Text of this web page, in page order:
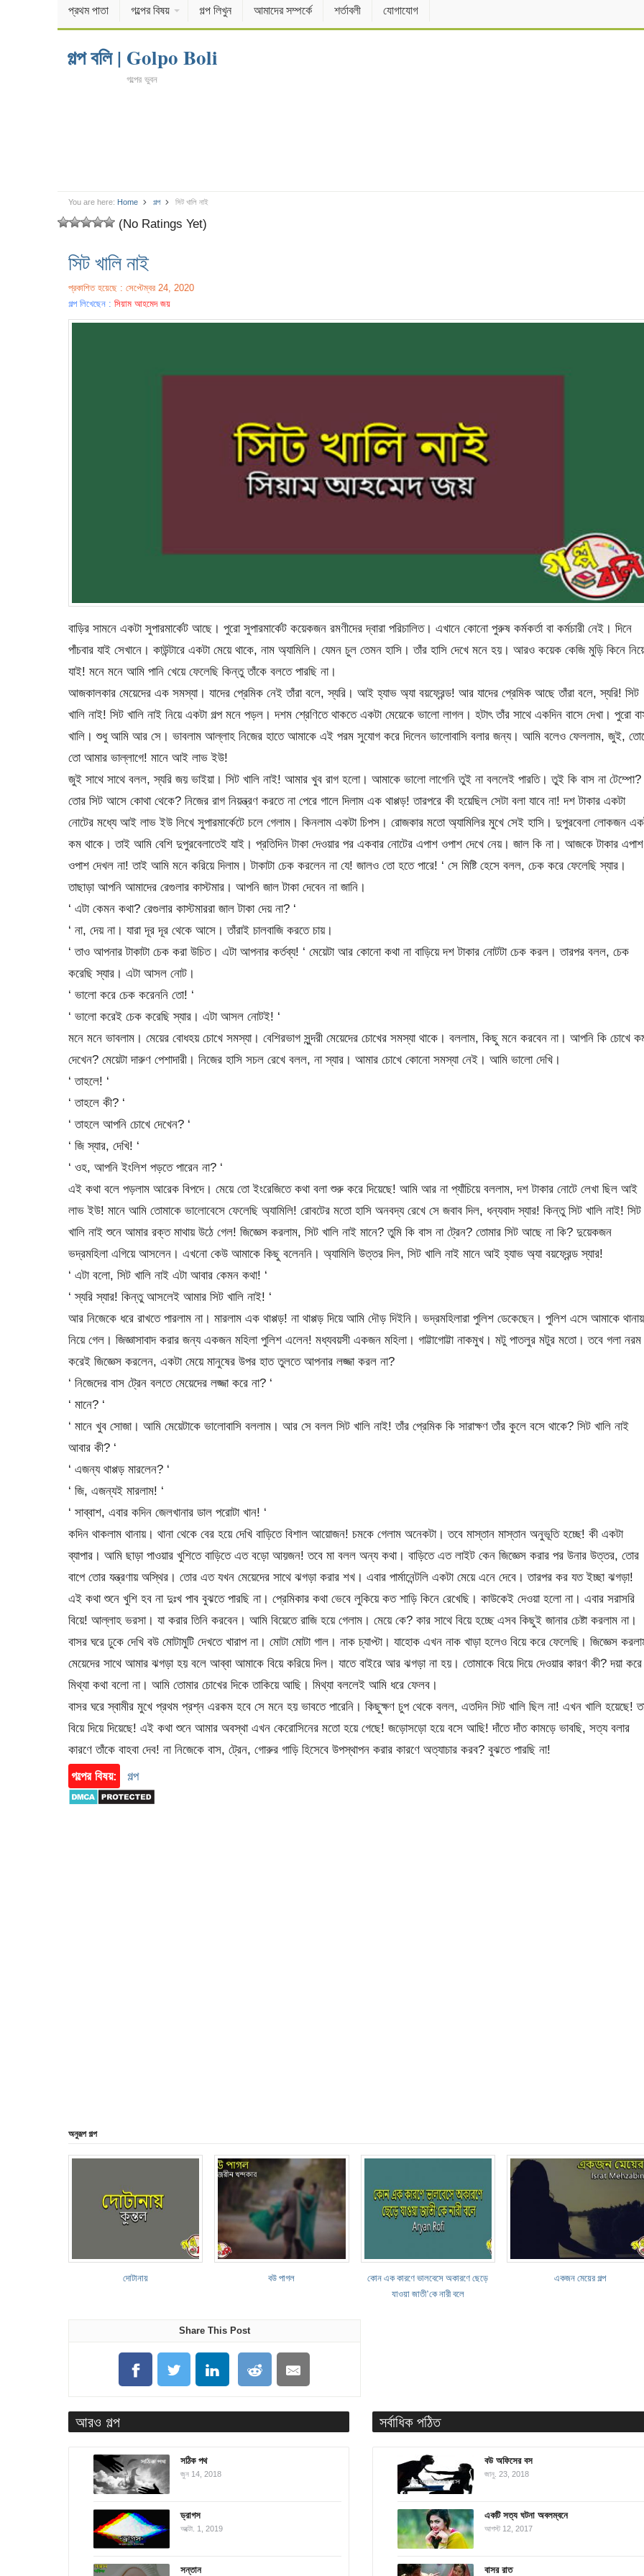
প্রথম পাতা গল্পের বিষয় গল্প লিখুন আমাদের সম্পর্কে শর্তাবলী যোগাযোগ
গল্প বলি | Golpo Boli
গল্পের ভুবন
You are here: Home গল্প সিট খালি নাই
(No Ratings Yet)
সিট খালি নাই
প্রকাশিত হয়েছে : সেপ্টেম্বর 24, 2020
গল্প লিখেছেন : সিয়াম আহমেদ জয়
বাড়ির সামনে একটা সুপারমার্কেট আছে। পুরো সুপারমার্কেট কয়েকজন রমণীদের দ্বারা পরিচালিত। এখানে কোনো পুরুষ কর্মকর্তা বা কর্মচারী নেই। দিনে
পাঁচবার যাই সেখানে। কাউন্টারে একটা মেয়ে থাকে, নাম অ্যামিলি। যেমন চুল তেমন হাসি। তাঁর হাসি দেখে মনে হয়। আরও কয়েক কেজি মুড়ি কিনে
যাই! মনে মনে আমি পানি খেয়ে ফেলেছি কিন্তু তাঁকে বলতে পারছি না।
আজকালকার মেয়েদের এক সমস্যা। যাদের প্রেমিক নেই তাঁরা বলে, স্যরি। আই হ্যাভ অ্যা বয়ফ্রেন্ড! আর যাদের প্রেমিক আছে তাঁরা বলে, স্যরি! সিট
খালি নাই! সিট খালি নাই নিয়ে একটা গল্প মনে পড়ল। দশম শ্রেণিতে থাকতে একটা মেয়েকে ভালো লাগল। হটাৎ তাঁর সাথে একদিন বাসে দেখা। পুরো
খালি। শুধু আমি আর সে। ভাবলাম আল্লাহ নিজের হাতে আমাকে এই পরম সুযোগ করে দিলেন ভালোবাসি বলার জন্য। আমি বলেও ফেললাম, জুই,
তো আমার ভাল্লাগে! মানে আই লাভ ইউ!
জুই সাথে সাথে বলল, স্যরি জয় ভাইয়া। সিট খালি নাই! আমার খুব রাগ হলো। আমাকে ভালো লাগেনি তুই না বললেই পারতি। তুই কি বাস না টেম্পো?
তোর সিট আসে কোথা থেকে? নিজের রাগ নিয়ন্ত্রণ করতে না পেরে গালে দিলাম এক থাপ্পড়! তারপরে কী হয়েছিল সেটা বলা যাবে না! দশ টাকার একটা
নোটের মধ্যে আই লাভ ইউ লিখে সুপারমার্কেটে চলে গেলাম। কিনলাম একটা চিপস। রোজকার মতো অ্যামিলির মুখে সেই হাসি। দুপুরবেলা লোকজন
কম থাকে। তাই আমি বেশি দুপুরবেলাতেই যাই। প্রতিদিন টাকা দেওয়ার পর একবার নোটের এপাশ ওপাশ দেখে নেয়। জাল কি না। আজকে টাকার এপাশ
ওপাশ দেখল না! তাই আমি মনে করিয়ে দিলাম। টাকাটা চেক করলেন না যে! জালও তো হতে পারে! ‘ সে মিষ্টি হেসে বলল, চেক করে ফেলেছি স্যার।
তাছাড়া আপনি আমাদের রেগুলার কাস্টমার। আপনি জাল টাকা দেবেন না জানি।
‘ এটা কেমন কথা? রেগুলার কাস্টমাররা জাল টাকা দেয় না? ‘
‘ না, দেয় না। যারা দূর দূর থেকে আসে। তাঁরাই চালবাজি করতে চায়।
‘ তাও আপনার টাকাটা চেক করা উচিত। এটা আপনার কর্তব্য! ‘ মেয়েটা আর কোনো কথা না বাড়িয়ে দশ টাকার নোটটা চেক করল। তারপর বলল, চেক
করেছি স্যার। এটা আসল নোট।
‘ ভালো করে চেক করেননি তো! ‘
‘ ভালো করেই চেক করেছি স্যার। এটা আসল নোটই! ‘
মনে মনে ভাবলাম। মেয়ের বোধহয় চোখে সমস্যা। বেশিরভাগ সুন্দরী মেয়েদের চোখের সমস্যা থাকে। বললাম, কিছু মনে করবেন না। আপনি কি চোখে
দেখেন? মেয়েটা দারুণ পেশাদারী। নিজের হাসি সচল রেখে বলল, না স্যার। আমার চোখে কোনো সমস্যা নেই। আমি ভালো দেখি।
‘ তাহলে! ‘
‘ তাহলে কী? ‘
‘ তাহলে আপনি চোখে দেখেন? ‘
‘ জি স্যার, দেখি! ‘
‘ ওহ, আপনি ইংলিশ পড়তে পারেন না? ‘
এই কথা বলে পড়লাম আরেক বিপদে। মেয়ে তো ইংরেজিতে কথা বলা শুরু করে দিয়েছে! আমি আর না প্যাঁচিয়ে বললাম, দশ টাকার নোটে লেখা ছিল আই
লাভ ইউ! মানে আমি তোমাকে ভালোবেসে ফেলেছি অ্যামিলি! রোবটের মতো হাসি অনবদ্য রেখে সে জবাব দিল, ধন্যবাদ স্যার! কিন্তু সিট খালি নাই! সিট
খালি নাই শুনে আমার রক্ত মাথায় উঠে গেল! জিজ্ঞেস করলাম, সিট খালি নাই মানে? তুমি কি বাস না ট্রেন? তোমার সিট আছে না কি? দুয়েকজন
ভদ্রমহিলা এগিয়ে আসলেন। এখনো কেউ আমাকে কিছু বলেননি। অ্যামিলি উত্তর দিল, সিট খালি নাই মানে আই হ্যাভ অ্যা বয়ফ্রেন্ড স্যার!
‘ এটা বলো, সিট খালি নাই এটা আবার কেমন কথা! ‘
‘ স্যরি স্যার! কিন্তু আসলেই আমার সিট খালি নাই! ‘
আর নিজেকে ধরে রাখতে পারলাম না। মারলাম এক থাপ্পড়! না থাপ্পড় দিয়ে আমি দৌড় দিইনি। ভদ্রমহিলারা পুলিশ ডেকেছেন। পুলিশ এসে আমাকে থানায়
নিয়ে গেল। জিজ্ঞাসাবাদ করার জন্য একজন মহিলা পুলিশ এলেন! মধ্যবয়সী একজন মহিলা। গাট্টাগোট্টা নাকমুখ। মটু পাতলুর মটুর মতো। তবে গলা নরম
করেই জিজ্ঞেস করলেন, একটা মেয়ে মানুষের উপর হাত তুলতে আপনার লজ্জা করল না?
‘ নিজেদের বাস ট্রেন বলতে মেয়েদের লজ্জা করে না? ‘
‘ মানে? ‘
‘ মানে খুব সোজা। আমি মেয়েটাকে ভালোবাসি বললাম। আর সে বলল সিট খালি নাই! তাঁর প্রেমিক কি সারাক্ষণ তাঁর কুলে বসে থাকে? সিট খালি নাই
আবার কী? ‘
‘ এজন্য থাপ্পড় মারলেন? ‘
‘ জি, এজন্যই মারলাম! ‘
‘ সাব্বাশ, এবার কদিন জেলখানার ডাল পরোটা খান! ‘
কদিন থাকলাম থানায়। থানা থেকে বের হয়ে দেখি বাড়িতে বিশাল আয়োজন! চমকে গেলাম অনেকটা। তবে মাস্তান মাস্তান অনুভূতি হচ্ছে! কী একটা
ব্যাপার। আমি ছাড়া পাওয়ার খুশিতে বাড়িতে এত বড়ো আয়জন! তবে মা বলল অন্য কথা। বাড়িতে এত লাইট কেন জিজ্ঞেস করার পর উনার উত্তর, তোর
বাপে তোর যন্ত্রণায় অস্থির। তোর এত যখন মেয়েদের সাথে ঝগড়া করার শখ। এবার পার্মানেন্টলি একটা মেয়ে এনে দেবে। তারপর কর যত ইচ্ছা ঝগড়া!
এই কথা শুনে খুশি হব না দুঃখ পাব বুঝতে পারছি না। প্রেমিকার কথা ভেবে লুকিয়ে কত শাড়ি কিনে রেখেছি। কাউকেই দেওয়া হলো না। এবার সরাসরি
বিয়ে! আল্লাহ ভরসা। যা করার তিনি করবেন। আমি বিয়েতে রাজি হয়ে গেলাম। মেয়ে কে? কার সাথে বিয়ে হচ্ছে এসব কিছুই জানার চেষ্টা করলাম না।
বাসর ঘরে ঢুকে দেখি বউ মোটামুটি দেখতে খারাপ না। মোটা মোটা গাল। নাক চ্যাপ্টা। যাহোক এখন নাক খাড়া হলেও বিয়ে করে ফেলেছি। জিজ্ঞেস
মেয়েদের সাথে আমার ঝগড়া হয় বলে আব্বা আমাকে বিয়ে করিয়ে দিল। যাতে বাইরে আর ঝগড়া না হয়। তোমাকে বিয়ে দিয়ে দেওয়ার কারণ কী? দয়া করে
মিথ্যা কথা বলো না। আমি তোমার চোখের দিকে তাকিয়ে আছি। মিথ্যা বললেই আমি ধরে ফেলব।
বাসর ঘরে স্বামীর মুখে প্রথম প্রশ্ন এরকম হবে সে মনে হয় ভাবতে পারেনি। কিছুক্ষণ চুপ থেকে বলল, এতদিন সিট খালি ছিল না! এখন খালি হয়েছে!
বিয়ে দিয়ে দিয়েছে! এই কথা শুনে আমার অবস্থা এখন কেরোসিনের মতো হয়ে গেছে! জড়োসড়ো হয়ে বসে আছি! দাঁতে দাঁত কামড়ে ভাবছি, সত্য বলার
কারণে তাঁকে বাহবা দেব! না নিজেকে বাস, ট্রেন, গোরুর গাড়ি হিসেবে উপস্থাপন করার কারণে অত্যাচার করব? বুঝতে পারছি না!
গল্পের বিষয়:
গল্প
অনুরূপ গল্প
দোটানায় বউ পাগল
কোন এক কারণে ভালবেসে অকারণে ছেড়ে
যাওয়া জাতী’কে নারী বলে
একজন মেয়ের গল্প
Share This Post
আরও গল্প
সঠিক পথ
জুন 14, 2018
ড্রাগস
অক্টো. 1, 2019
সন্তান
সর্বাধিক পঠিত
বউ অফিসের বস
জানু. 23, 2018
একটি সত্য ঘটনা অবলম্বনে
আগস্ট 12, 2017
বাসর রাত